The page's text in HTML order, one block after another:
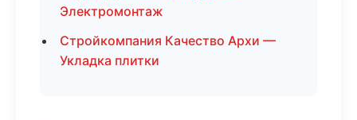
Электромонтаж
Стройкомпания Качество Архи —
Укладка плитки